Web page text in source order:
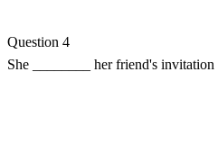
Question 4
She ________ her friend's